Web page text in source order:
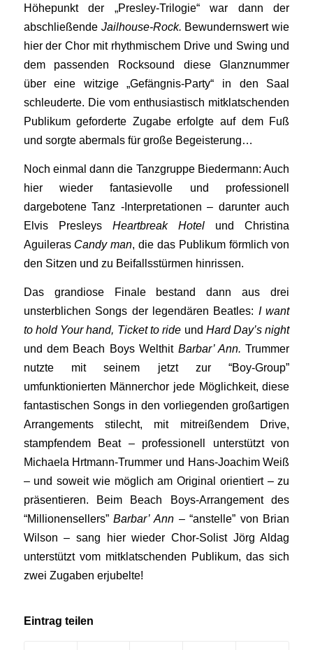
Höhepunkt der „Presley-Trilogie“ war dann der
abschließende Jailhouse-Rock. Bewundernswert wie
hier der Chor mit rhythmischem Drive und Swing und
dem passenden Rocksound diese Glanznummer
über eine witzige „Gefängnis-Party“ in den Saal
schleuderte. Die vom enthusiastisch mitklatschenden
Publikum geforderte Zugabe erfolgte auf dem Fuß
und sorgte abermals für große Begeisterung…
Noch einmal dann die Tanzgruppe Biedermann: Auch
hier wieder fantasievolle und professionell
dargebotene Tanz -Interpretationen – darunter auch
Elvis Presleys Heartbreak Hotel und Christina
Aguileras Candy man, die das Publikum förmlich von
den Sitzen und zu Beifallsstürmen hinrissen.
Das grandiose Finale bestand dann aus drei
unsterblichen Songs der legendären Beatles: I want
to hold Your hand, Ticket to ride und Hard Day’s night
und dem Beach Boys Welthit Barbar’ Ann.Trummer
nutzte mit seinem jetzt zur “Boy-Group”
umfunktionierten Männerchor jede Möglichkeit, diese
fantastischen Songs in den vorliegenden großartigen
Arrangements stilecht, mit mitreißendem Drive,
stampfendem Beat – professionell unterstützt von
Michaela Hrtmann-Trummer und Hans-Joachim Weiß
– und soweit wie möglich am Original orientiert – zu
präsentieren. Beim Beach Boys-Arrangement des
“Millionensellers” Barbar’ Ann –“anstelle” von Brian
Wilson – sang hier wieder Chor-Solist Jörg Aldag
unterstützt vom mitklatschenden Publikum, das sich
zwei Zugaben erjubelte!
Eintrag teilen